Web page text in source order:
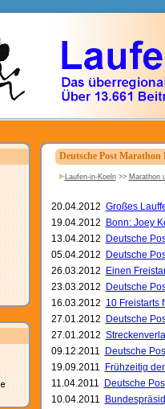
Deutsche Post Marathon
Laufen-in-Koeln>> Marathon
20.04.2012 Großes
19.04.2012
Bonn: Joey
13.04.2012
Deutsche
05.04.2012
Deutsche
26.03.2012
Einen
23.03.2012
Deutsche
16.03.2012 10 Freistarts
27.01.2012
Deutsche
27.01.2012
09.12.2011
Deutsche
19.09.2011
Frühzeitig
11.04.2011
Deutsche
10.04.2011